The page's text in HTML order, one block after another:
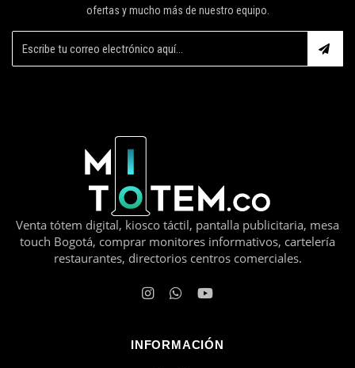
ofertas y mucho más de nuestro equipo.
Venta tótem digital, kiosco táctil, pantalla publicitaria, mesa
touch Bogotá, comprar monitores informativos, cartelería
restaurantes, directorios centros comerciales.
INFORMACIÓN